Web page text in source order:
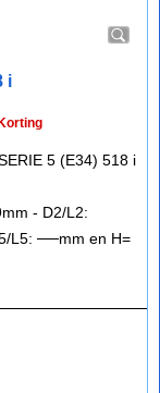
i
5 (E34) 518 i
- D2/L2:
L5: ──mm en H=